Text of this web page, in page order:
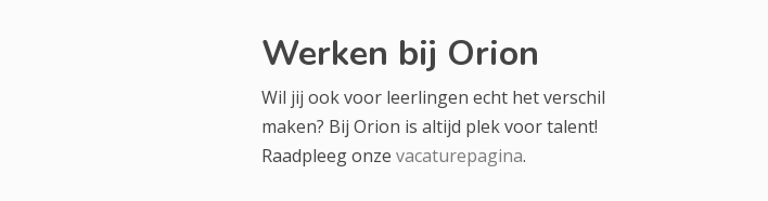
Werken bij Orion
Wil jij ook voor leerlingen echt het verschil
maken? Bij Orion is altijd plek voor talent!
Raadpleeg onze vacaturepagina.